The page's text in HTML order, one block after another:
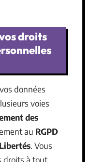
droits
données
voies
des
au RGPD
. Vous
droits à tout